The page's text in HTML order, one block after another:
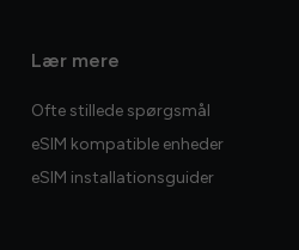
Lær mere
Ofte stillede spørgsmål
eSIM kompatible enheder
eSIM installationsguider